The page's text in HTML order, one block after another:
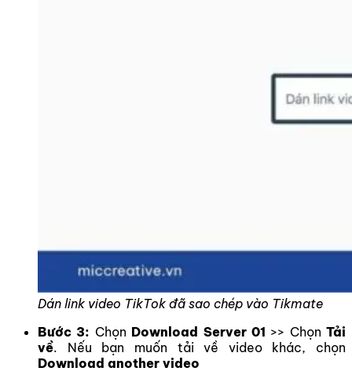
Dán link video TikTok đã sao chép vào Tikmate
Bước 3: Chọn Download Server 01 >> Chọn Tải
về. Nếu bạn muốn tải về video khác, chọn
Download another video